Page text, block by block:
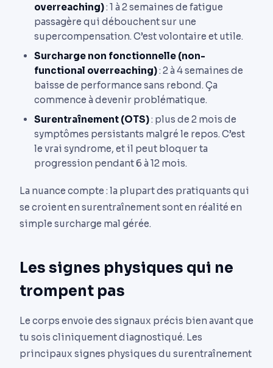
overreaching): 1 à 2 semaines de fatigue
passagère qui débouchent sur une
supercompensation. C’est volontaire et utile.
Surcharge non fonctionnelle (non-
functional overreaching): 2 à 4 semaines de
baisse de performance sans rebond. Ça
commence à devenir problématique.
Surentraînement (OTS): plus de 2 mois de
symptômes persistants malgré le repos. C’est
le vrai syndrome, et il peut bloquer ta
progression pendant 6 à 12 mois.
La nuance compte : la plupart des pratiquants qui
se croient en surentraînement sont en réalité en
simple surcharge mal gérée.
Les signes physiques qui ne
trompent pas
Le corps envoie des signaux précis bien avant que
tu sois cliniquement diagnostiqué. Les
principaux signes physiques du surentraînement